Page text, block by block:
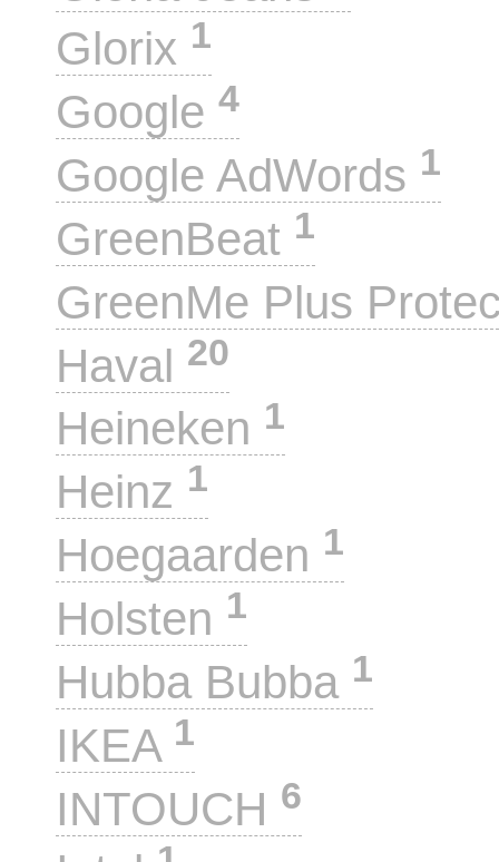
Glorix 1
Google 4
Google AdWords 1
GreenBeat 1
GreenMe Plus
Haval 20
Heineken 1
Heinz 1
Hoegaarden 1
Holsten 1
Hubba Bubba 1
IKEA 1
INTOUCH 6